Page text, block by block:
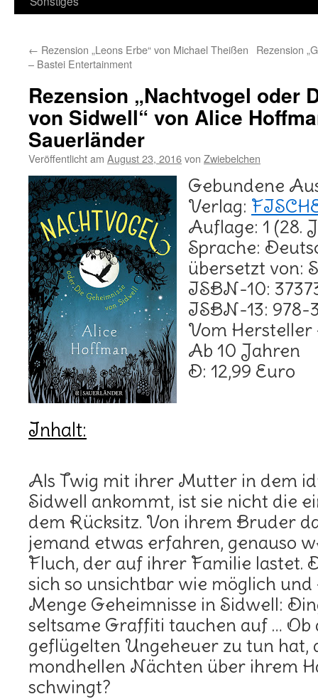
← Rezension „Leons Erbe“ von Michael Theißen
– Bastei Entertainment
Rezension
Rezension „Nachtvogel oder
von Sidwell“ von Alice
Sauerländer
Veröffentlicht am August 23, 2016von Zwiebelchen
Gebundene
Verlag:
Auflage: 1 (28.
Sprache:
übersetzt von:
ISBN-10:
ISBN-13: 978-
Vom
Ab 10 Jahren
D: 12,99 Euro
Inhalt:
Als Twig mit ihrer Mutter in dem
Sidwell ankommt, ist sie nicht die
dem Rücksitz. Von ihrem Bruder
jemand etwas erfahren, genauso
Fluch, der auf ihrer Familie lastet.
sich so unsichtbar wie möglich
Menge Geheimnisse in Sidwell:
seltsame Graffiti tauchen auf … Ob
geflügelten Ungeheuer zu tun hat,
mondhellen Nächten über ihrem
schwingt?